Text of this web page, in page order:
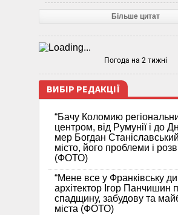
Більше цитат
Погода на 2 тижні
ВИБІР РЕДАКЦІЇ
“Бачу Коломию
центром, від Румунії і до
мер Богдан
місто, його проблеми і
(ФОТО)
“Мене все у Франківську
архітектор Ігор Панчишин
спадщину, забудову та
міста (ФОТО)